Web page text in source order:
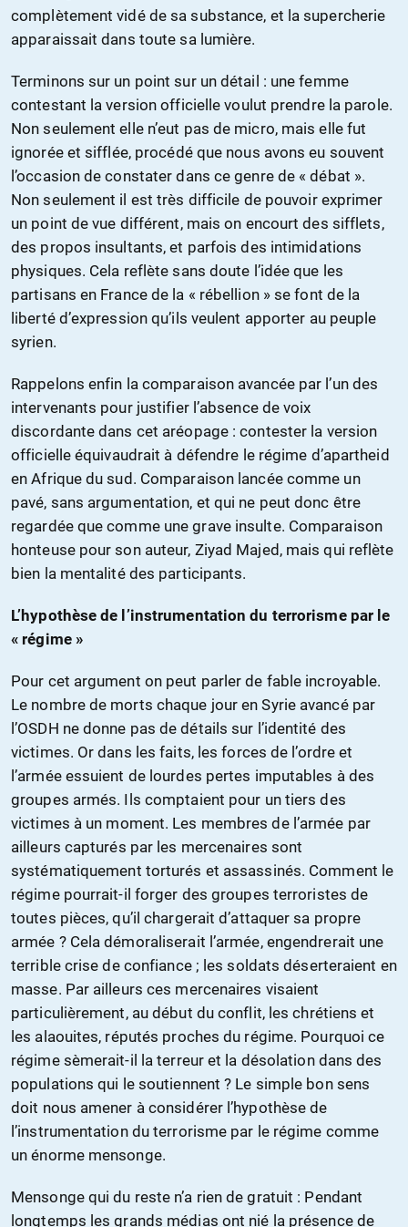
complètement vidé de sa substance, et la supercherie
apparaissait dans toute sa lumière.
Terminons sur un point sur un détail : une femme
contestant la version officielle voulut prendre la parole.
Non seulement elle n’eut pas de micro, mais elle fut
ignorée et sifflée, procédé que nous avons eu souvent
l’occasion de constater dans ce genre de « débat ».
Non seulement il est très difficile de pouvoir exprimer
un point de vue différent, mais on encourt des sifflets,
des propos insultants, et parfois des intimidations
physiques. Cela reflète sans doute l’idée que les
partisans en France de la « rébellion » se font de la
liberté d’expression qu’ils veulent apporter au peuple
syrien.
Rappelons enfin la comparaison avancée par l’un des
intervenants pour justifier l’absence de voix
discordante dans cet aréopage : contester la version
officielle équivaudrait à défendre le régime d’apartheid
en Afrique du sud. Comparaison lancée comme un
pavé, sans argumentation, et qui ne peut donc être
regardée que comme une grave insulte. Comparaison
honteuse pour son auteur, Ziyad Majed, mais qui reflète
bien la mentalité des participants.
L’hypothèse de l’instrumentation du terrorisme par le
« régime »
Pour cet argument on peut parler de fable incroyable.
Le nombre de morts chaque jour en Syrie avancé par
l’OSDH ne donne pas de détails sur l’identité des
victimes. Or dans les faits, les forces de l’ordre et
l’armée essuient de lourdes pertes imputables à des
groupes armés. Ils comptaient pour un tiers des
victimes à un moment. Les membres de l’armée par
ailleurs capturés par les mercenaires sont
systématiquement torturés et assassinés. Comment le
régime pourrait-il forger des groupes terroristes de
toutes pièces, qu’il chargerait d’attaquer sa propre
armée ? Cela démoraliserait l’armée, engendrerait une
terrible crise de confiance ; les soldats déserteraient en
masse. Par ailleurs ces mercenaires visaient
particulièrement, au début du conflit, les chrétiens et
les alaouites, réputés proches du régime. Pourquoi ce
régime sèmerait-il la terreur et la désolation dans des
populations qui le soutiennent ? Le simple bon sens
doit nous amener à considérer l’hypothèse de
l’instrumentation du terrorisme par le régime comme
un énorme mensonge.
Mensonge qui du reste n’a rien de gratuit : Pendant
longtemps les grands médias ont nié la présence de